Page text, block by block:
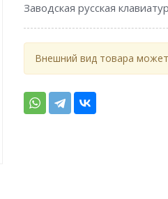
Заводская русская
Внешний вид товара